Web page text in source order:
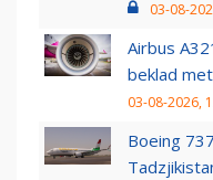
03-08-
Airbus
beklad
03-08-2026,
Boeing